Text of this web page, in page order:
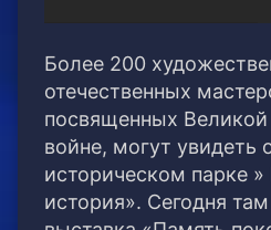
Более 200
отечественных
посвященных Великой
войне, могут увидеть
историческом парке
история». Сегодня